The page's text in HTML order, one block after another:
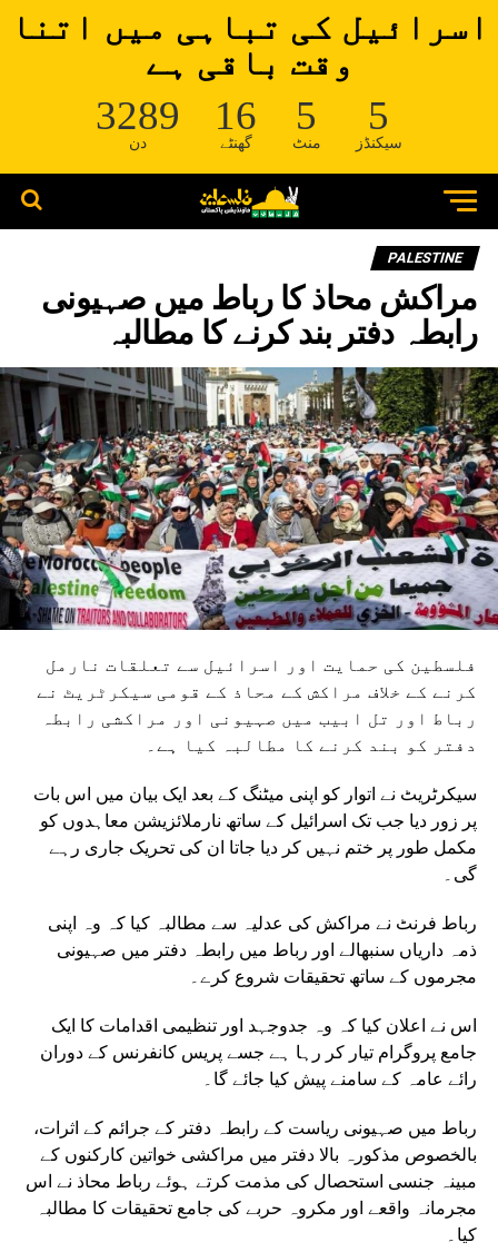
اسرائیل کی تباہی میں اتنا
وقت باقی ہے
3289
دن
16
گھنٹے
5
منٹ
5
سیکنڈز
PALESTINE
مراکش محاذ کا رباط میں صہیونی
رابطہ دفتر بند کرنے کا مطالبہ
فلسطین کی حمایت اور اسرائیل سے تعلقات نارمل
کرنے کے خلاف مراکش کے محاذ کے قومی سیکرٹریٹ نے
رباط اور تل ابیب میں صہیونی اور مراکشی رابطہ
دفتر کو بند کرنے کا مطالبہ کیا ہے۔
سیکرٹریٹ نے اتوار کو اپنی میٹنگ کے بعد ایک بیان میں اس بات
پر زور دیا جب تک اسرائیل کے ساتھ نارملائزیشن معاہدوں کو
مکمل طور پر ختم نہیں کر دیا جاتا ان کی تحریک جاری رہے
گی۔
رباط فرنٹ نے مراکش کی عدلیہ سے مطالبہ کیا کہ وہ اپنی
ذمہ داریاں سنبھالے اور رباط میں رابطہ دفتر میں صہیونی
مجرموں کے ساتھ تحقیقات شروع کرے۔
اس نے اعلان کیا کہ وہ جدوجہد اور تنظیمی اقدامات کا ایک
جامع پروگرام تیار کر رہا ہے جسے پریس کانفرنس کے دوران
رائے عامہ کے سامنے پیش کیا جائے گا۔
رباط میں صہیونی ریاست کے رابطہ دفتر کے جرائم کے اثرات،
بالخصوص مذکورہ بالا دفتر میں مراکشی خواتین کارکنوں کے
مبینہ جنسی استحصال کی مذمت کرتے ہوئے رباط محاذ نے اس
مجرمانہ واقعے اور مکروہ حربے کی جامع تحقیقات کا مطالبہ
کیا۔